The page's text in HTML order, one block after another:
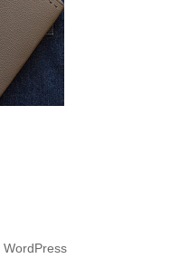
WordPress